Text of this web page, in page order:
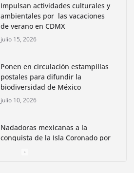
Impulsan actividades culturales y
ambientales por las vacaciones
de verano en CDMX
julio 15, 2026
Ponen en circulación estampillas
postales para difundir la
biodiversidad de México
julio 10, 2026
Nadadoras mexicanas a la
conquista de la Isla Coronado por